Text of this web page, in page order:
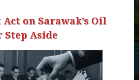
Act on Sarawak’s Oil
Step Aside